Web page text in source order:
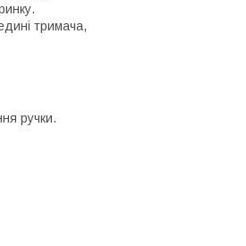
тримача,
ручки.